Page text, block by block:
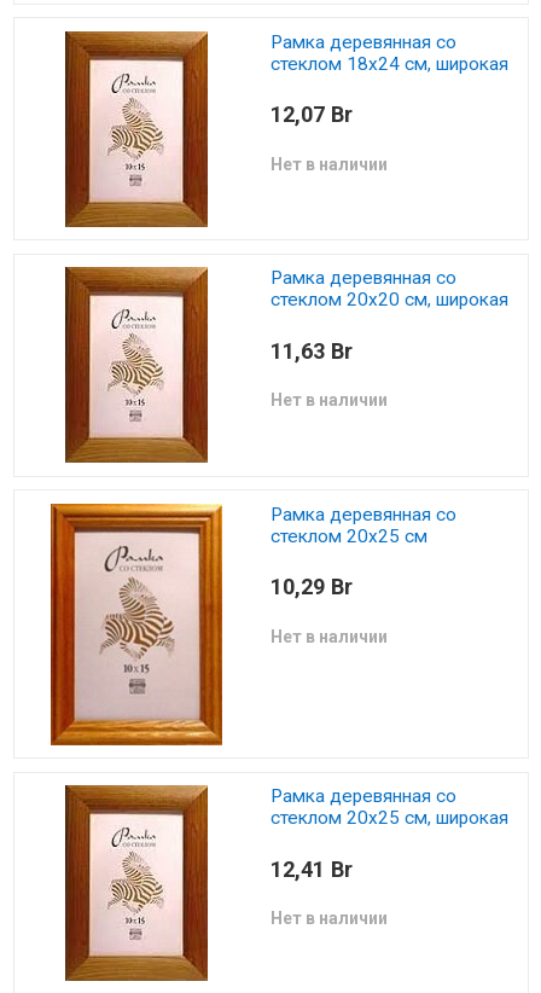
Рамка деревянная со
стеклом 18х24 см, широкая
12,07 Br
Нет в наличии
Рамка деревянная со
стеклом 20х20 см, широкая
11,63 Br
Нет в наличии
Рамка деревянная со
стеклом 20х25 см
10,29 Br
Нет в наличии
Рамка деревянная со
стеклом 20х25 см, широкая
12,41 Br
Нет в наличии